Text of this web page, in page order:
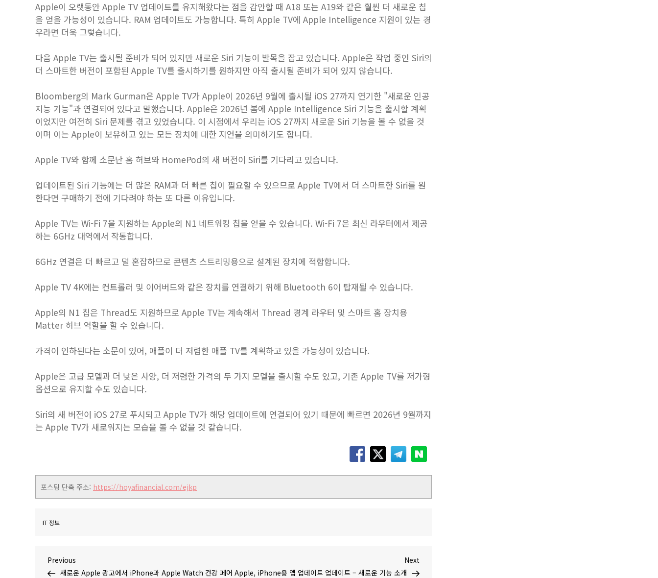
Apple이 오랫동안 ‌Apple TV‌ 업데이트를 유지해왔다는 점을 감안할 때 A18 또는 A19와 같은 훨씬 더 새로운 칩
을 얻을 가능성이 있습니다. RAM 업데이트도 가능합니다. 특히 Apple TV에 ​​Apple Intelligence 지원이 있는 경
우라면 더욱 그렇습니다.
다음 ‌Apple TV‌는 출시될 준비가 되어 있지만 새로운 Siri 기능이 발목을 잡고 있습니다. Apple은 작업 중인 Siri의
더 스마트한 버전이 포함된 Apple TV를 출시하기를 원하지만 아직 출시될 준비가 되어 있지 않습니다.
Bloomberg의 Mark Gurman은 Apple TV가 Apple이 2026년 9월에 출시될 iOS 27까지 연기한 "새로운 인공
지능 기능"과 연결되어 있다고 말했습니다. Apple은 2026년 봄에 Apple Intelligence Siri 기능을 출시할 계획
이었지만 여전히 Siri 문제를 겪고 있었습니다. 이 시점에서 우리는 iOS 27까지 새로운 Siri 기능을 볼 수 없을 것
이며 이는 Apple이 보유하고 있는 모든 장치에 대한 지연을 의미하기도 합니다.
‌Apple TV‌와 함께 소문난 홈 허브와 HomePod의 새 버전이 ‌Siri를 기다리고 있습니다.
업데이트된 ‌Siri‌ 기능에는 더 많은 RAM과 더 빠른 칩이 필요할 수 있으므로 Apple TV‌에서 더 스마트한 ‌Siri‌를 원
한다면 구매하기 전에 기다려야 하는 또 다른 이유입니다.
Apple TV는 Wi-Fi 7을 지원하는 Apple의 N1 네트워킹 칩을 얻을 수 있습니다. Wi-Fi 7은 최신 라우터에서 제공
하는 6GHz 대역에서 작동합니다.
6GHz 연결은 더 빠르고 덜 혼잡하므로 콘텐츠 스트리밍용으로 설계된 장치에 적합합니다.
Apple TV 4K에는 컨트롤러 및 이어버드와 같은 장치를 연결하기 위해 Bluetooth 6이 탑재될 수 있습니다.
Apple의 N1 칩은 Thread도 지원하므로 Apple TV는 계속해서 Thread 경계 라우터 및 스마트 홈 장치용
Matter 허브 역할을 할 수 있습니다.
가격이 인하된다는 소문이 있어, 애플이 더 저렴한 애플 TV를 계획하고 있을 가능성이 있습니다.
Apple은 고급 모델과 더 낮은 사양, 더 저렴한 가격의 두 가지 모델을 출시할 수도 있고, 기존 Apple TV를 저가형
옵션으로 유지할 수도 있습니다.
‌Siri‌의 새 버전이 ‌iOS 27‌로 푸시되고 ‌Apple TV‌가 해당 업데이트에 연결되어 있기 때문에 빠르면 2026년 9월까지
는 ‌Apple TV‌가 새로워지는 모습을 볼 수 없을 것 같습니다.
포스팅 단축 주소: https://hoyafinancial.com/ejkp
IT 정보
글
Previous
Post
Previous
새로운 Apple 광고에서 iPhone과 Apple Watch 건강 페어
Post
Next
Apple, iPhone용 앱 업데이트 업데이트 – 새로운 기능 소개